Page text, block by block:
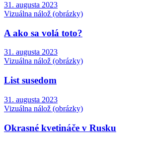
31. augusta 2023
Vizuálna nálož (obrázky)
A ako sa volá toto?
31. augusta 2023
Vizuálna nálož (obrázky)
List susedom
31. augusta 2023
Vizuálna nálož (obrázky)
Okrasné kvetináče v Rusku